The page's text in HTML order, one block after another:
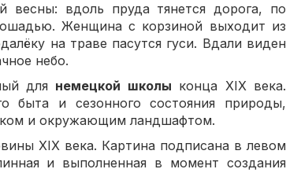
весны: вдоль пруда тянется дорога, по
Женщина с корзиной выходит из
на траве пасутся гуси. Вдали виден
небо.
для немецкой школы конца XIX века.
быта и сезонного состояния природы,
и окружающим ландшафтом.
XIX века. Картина подписана в левом
и выполненная в момент создания